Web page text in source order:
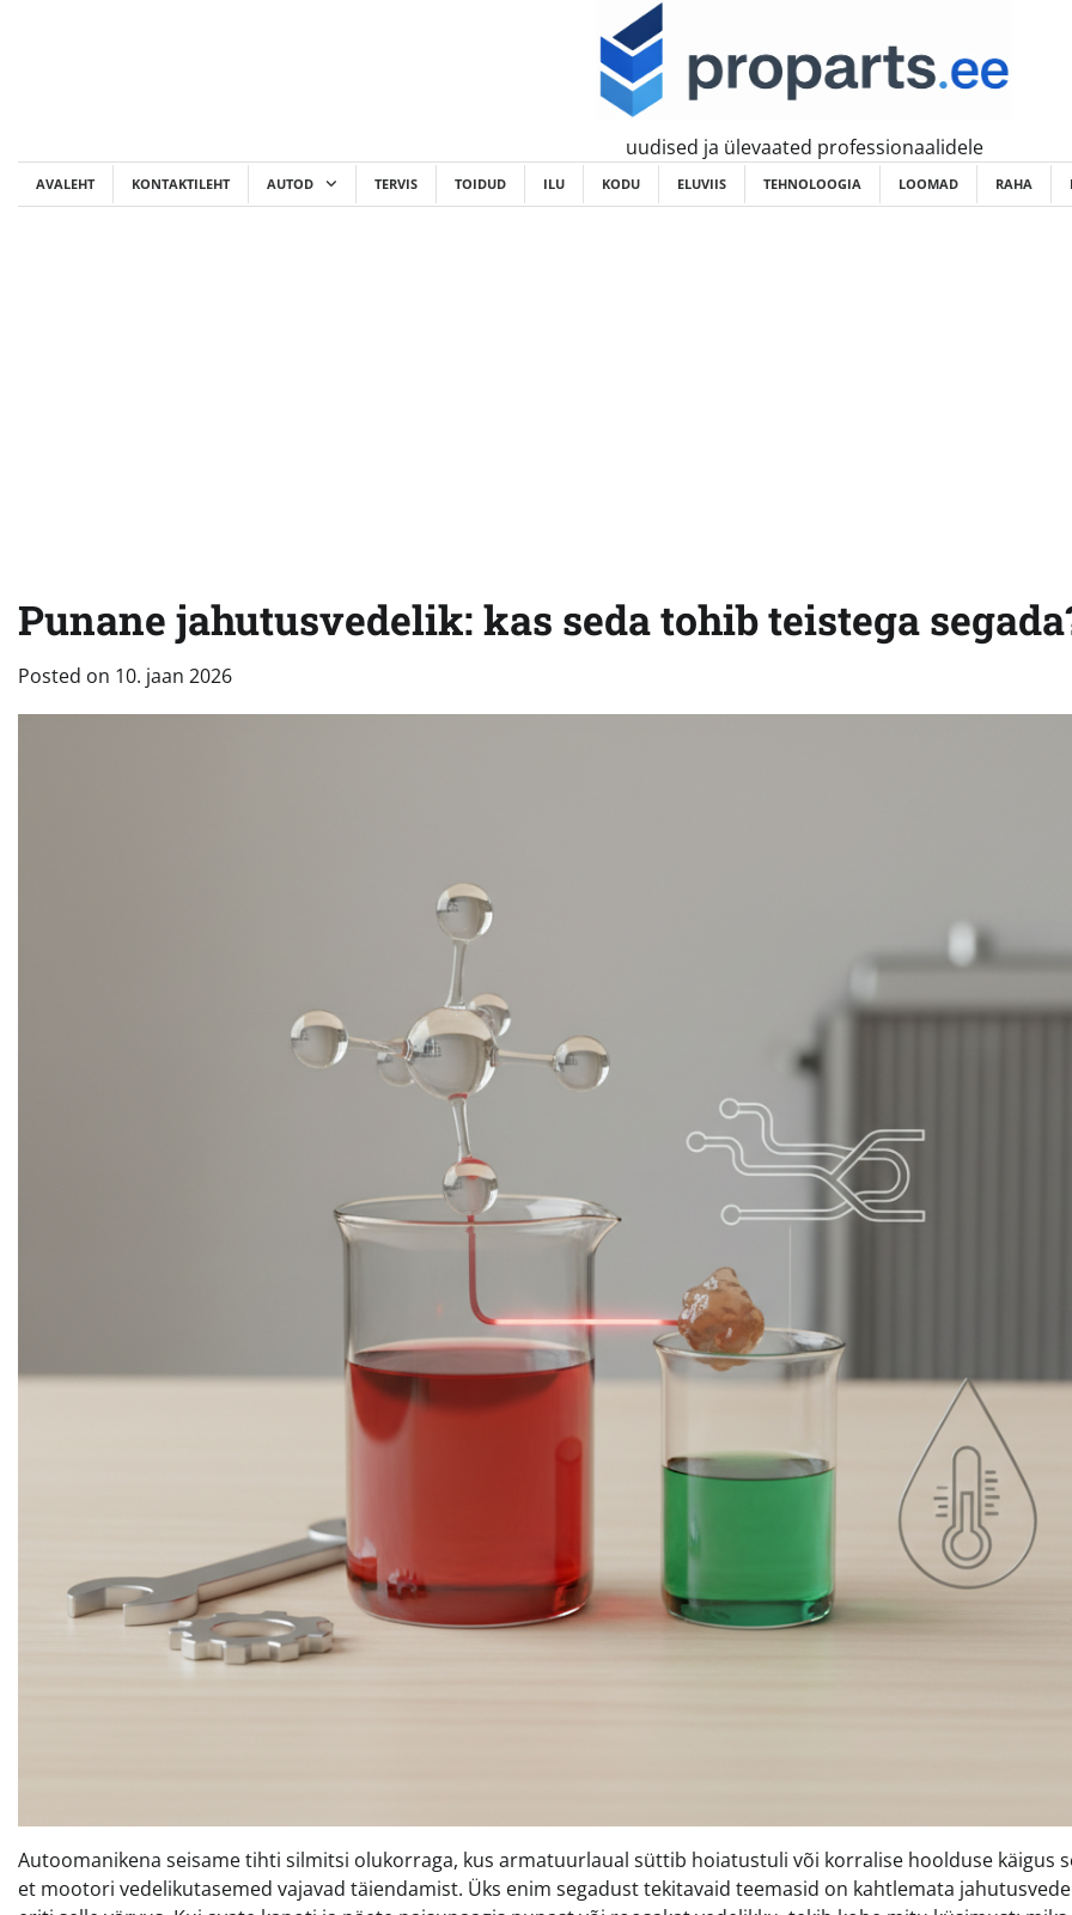
uudised ja ülevaated professionaalidele
AVALEHT KONTAKTILEHT AUTOD TERVIS TOIDUD ILU KODU ELUVIIS TEHNOLOOGIA LOOMAD RAHA
Punane jahutusvedelik: kas seda tohib teistega
Posted on 10. jaan 2026
Autoomanikena seisame tihti silmitsi olukorraga, kus armatuurlaual süttib hoiatustuli või korralise hoolduse käigus
et mootori vedelikutasemed vajavad täiendamist. Üks enim segadust tekitavaid teemasid on kahtlemata